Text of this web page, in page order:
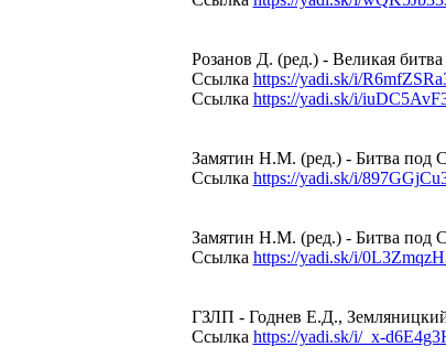
Розанов Д. (ред.) - Великая
Ссылка https://yadi.sk/i/
Ссылка https://yadi.sk/i/
Замятин Н.М. (ред.) - Битва под
Ссылка https://yadi.sk/i/
Замятин Н.М. (ред.) - Битва под
Ссылка https://yadi.sk/i/
ГЗЛП - Годнев Е.Д., Земляницкий
Ссылка https://yadi.sk/i/_x-